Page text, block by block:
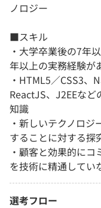
ノロジー
■スキル
・大学卒業後の7年
年以上の実務経験が
・HTML5／CSS3
ReactJS、J2EEな
知識
・新しいテクノロ
することに対する探
・顧客と効果的に
を技術に精通してい
選考フロー